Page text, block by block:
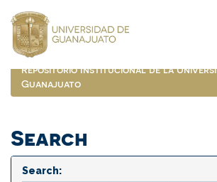
navigation
Repositorio Institucional de la
Guanajuato
Search
Search: